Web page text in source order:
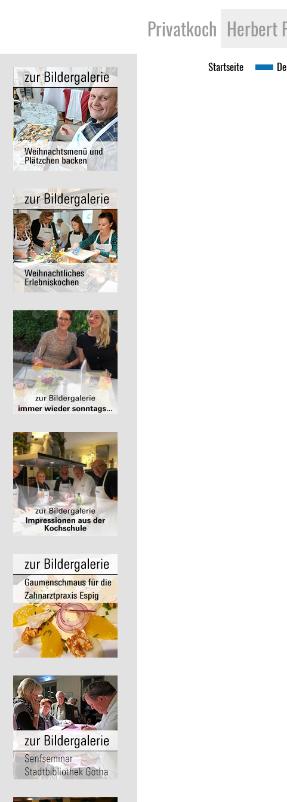
Pri­vat­koch Her­bert
Start­sei­te